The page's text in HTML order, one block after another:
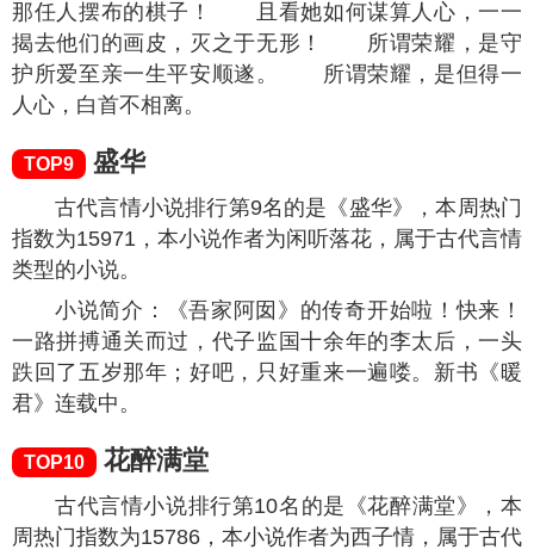
揭去他们的画皮，灭之于无形！ 所谓荣耀，是守
护所爱至亲一生平安顺遂。 所谓荣耀，是但得一
人心，白首不相离。
古代言情小说排行第9名的是《盛华》，本周热门
指数为15971，本小说作者为闲听落花，属于古代言情
类型的小说。
小说简介：《吾家阿囡》的传奇开始啦！快来！
一路拼搏通关而过，代子监国十余年的李太后，一头
跌回了五岁那年；好吧，只好重来一遍喽。新书《暖
君》连载中。
古代言情小说排行第10名的是《花醉满堂》，本
周热门指数为15786，本小说作者为西子情，属于古代
言情类型的小说。